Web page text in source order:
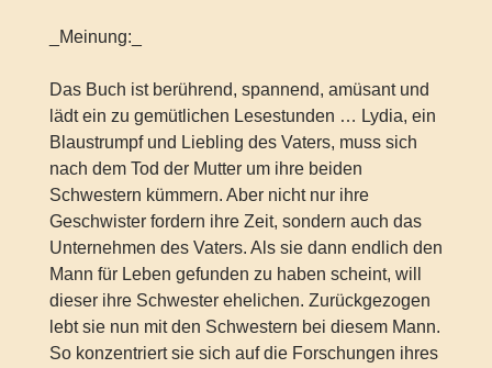
_Meinung:_
Das Buch ist berührend, spannend, amüsant und
lädt ein zu gemütlichen Lesestunden … Lydia, ein
Blaustrumpf und Liebling des Vaters, muss sich
nach dem Tod der Mutter um ihre beiden
Schwestern kümmern. Aber nicht nur ihre
Geschwister fordern ihre Zeit, sondern auch das
Unternehmen des Vaters. Als sie dann endlich den
Mann für Leben gefunden zu haben scheint, will
dieser ihre Schwester ehelichen. Zurückgezogen
lebt sie nun mit den Schwestern bei diesem Mann.
So konzentriert sie sich auf die Forschungen ihres